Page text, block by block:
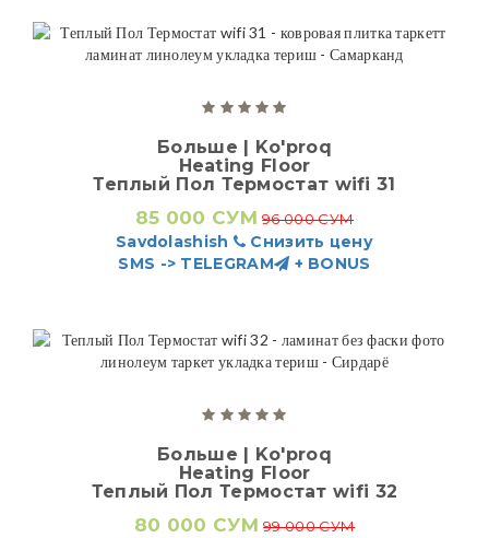
Больше | Ko'proq
Heating Floor
Теплый Пол Термостат wifi 31
85 000 СУМ 96 000 СУМ
Savdolashish
Снизить цену
SMS -> TELEGRAM
+ BONUS
Больше | Ko'proq
Heating Floor
Теплый Пол Термостат wifi 32
80 000 СУМ 99 000 СУМ